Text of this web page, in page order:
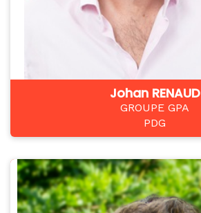
Johan RENAUD
GROUPE GPA
PDG